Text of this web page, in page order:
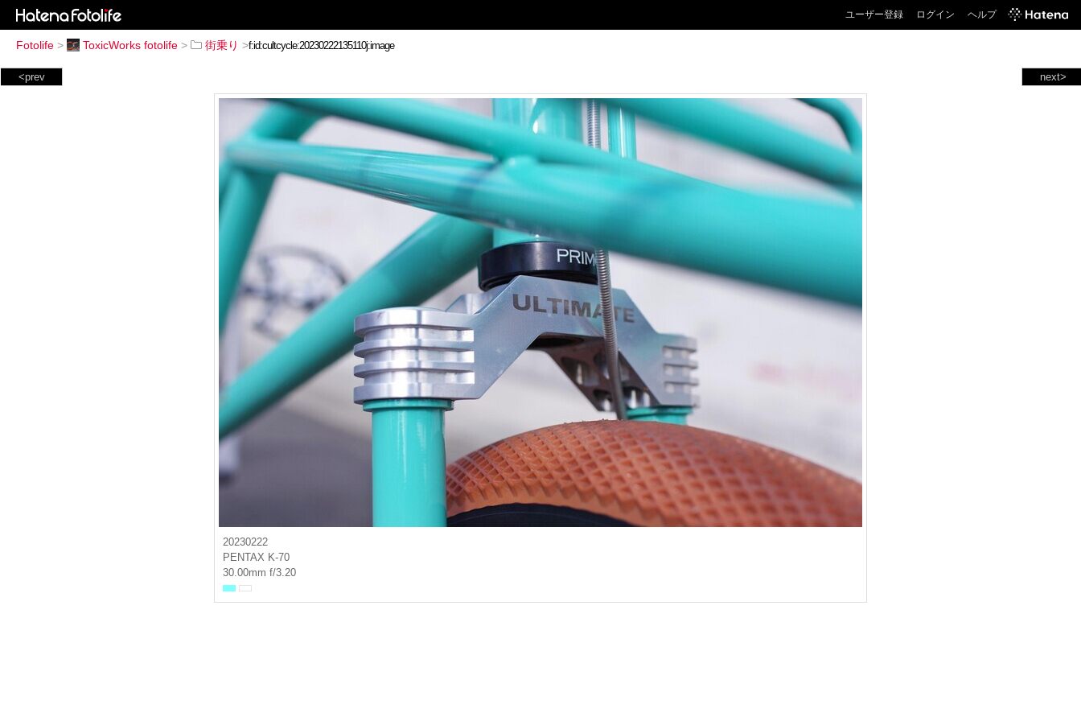
ユーザー登録 ログイン ヘルプ
Fotolife > ToxicWorks fotolife > 街乗り >
next>
<prev
20230222
PENTAX K-70
30.00mm f/3.20